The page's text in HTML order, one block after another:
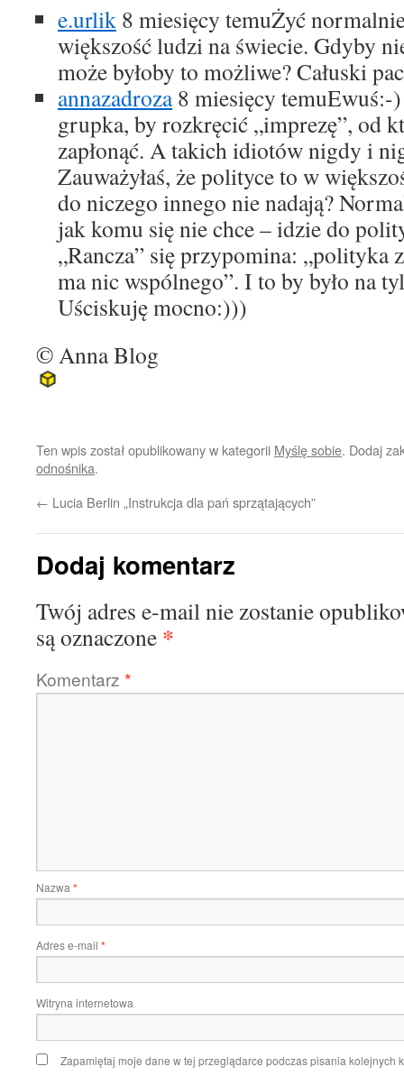
e.urlik 8 miesięcy temuŻyć
większość ludzi na świecie. Gdyby
może byłoby to możliwe? Całuski
annazadroza 8 miesięcy temuEwuś:-)
grupka, by rozkręcić „imprezę”, od
zapłonąć. A takich idiotów nigdy i
Zauważyłaś, że polityce to w
do niczego innego nie nadają?
jak komu się nie chce – idzie do
„Rancza” się przypomina: „polityka
ma nic wspólnego”. I to by było na
Uściskuję mocno:)))
© Anna Blog
Ten wpis został opublikowany w kategorii Myślę sobie. Dodaj
odnośnika.
← Lucia Berlin „Instrukcja dla pań sprzątających”
Dodaj komentarz
Twój adres e-mail nie zostanie
są oznaczone *
Komentarz *
Nazwa *
Adres e-mail *
Witryna internetowa
Zapamiętaj moje dane w tej przeglądarce podczas pisania kolejnych